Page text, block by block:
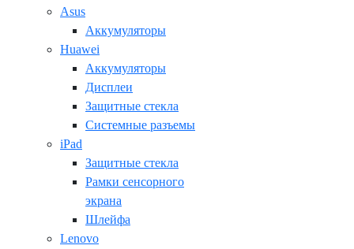
Asus
Аккумуляторы
Huawei
Аккумуляторы
Дисплеи
Защитные стекла
Системные разъемы
iPad
Защитные стекла
Рамки сенсорного
экрана
Шлейфа
Lenovo